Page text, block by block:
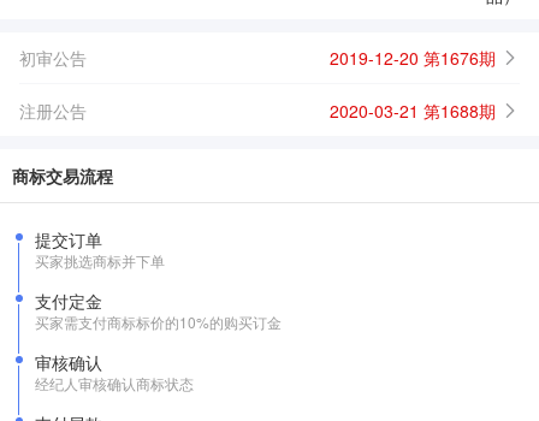
初审公告 2019-12-20 第1676期
注册公告 2020-03-21 第1688期
商标交易流程
提交订单
买家挑选商标并下单
支付定金
买家需支付商标标价的10%的购买订金
审核确认
经纪人审核确认商标状态